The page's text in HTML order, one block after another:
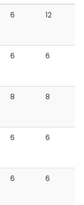
6 12
6 6
8 8
6 6
6 6